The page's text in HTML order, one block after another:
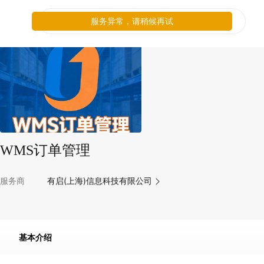
WMS订单管理
服务商 有启(上海)信息科技有限公司
基本介绍
服务异常，请稍候再试